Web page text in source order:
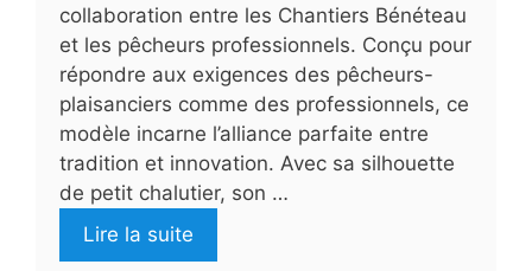
collaboration entre les Chantiers Bénéteau
et les pêcheurs professionnels. Conçu pour
répondre aux exigences des pêcheurs-
plaisanciers comme des professionnels, ce
modèle incarne l’alliance parfaite entre
tradition et innovation. Avec sa silhouette
de petit chalutier, son …
Lire la suite